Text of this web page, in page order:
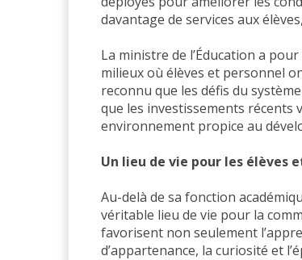
davantage de services aux
La ministre de l’Éducation a
milieux où élèves et personnel
reconnu que les défis du
que les investissements récents
environnement propice au
Un lieu de vie pour les élèves
Au-delà de sa fonction
véritable lieu de vie pour la
favorisent non seulement
d’appartenance, la curiosité et